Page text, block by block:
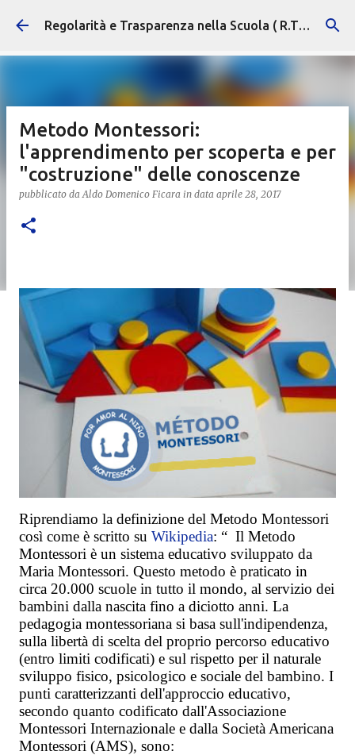
Passa ai contenuti principali Regolarità e Trasparenza nella Scuola ( R.T.S. )
Metodo Montessori:
l'apprendimento per scoperta e per
"costruzione" delle conoscenze
pubblicato daAldo Domenico Ficara in data aprile 28, 2017
Riprendiamo la definizione del Metodo Montessori
così come è scritto su Wikipedia: “ Il Metodo
Montessori è un sistema educativo sviluppato da
Maria Montessori. Questo metodo è praticato in
circa 20.000 scuole in tutto il mondo, al servizio dei
bambini dalla nascita fino a diciotto anni. La
pedagogia montessoriana si basa sull'indipendenza,
sulla libertà di scelta del proprio percorso educativo
(entro limiti codificati) e sul rispetto per il naturale
sviluppo fisico, psicologico e sociale del bambino. I
punti caratterizzanti dell'approccio educativo,
secondo quanto codificato dall'Associazione
Montessori Internazionale e dalla Società Americana
Montessori (AMS), sono: